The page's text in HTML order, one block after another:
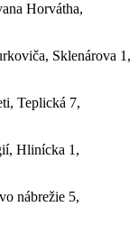
Horvátha,
Sklenárova 1,
Teplická 7,
Hlinícka 1,
nábrežie 5,